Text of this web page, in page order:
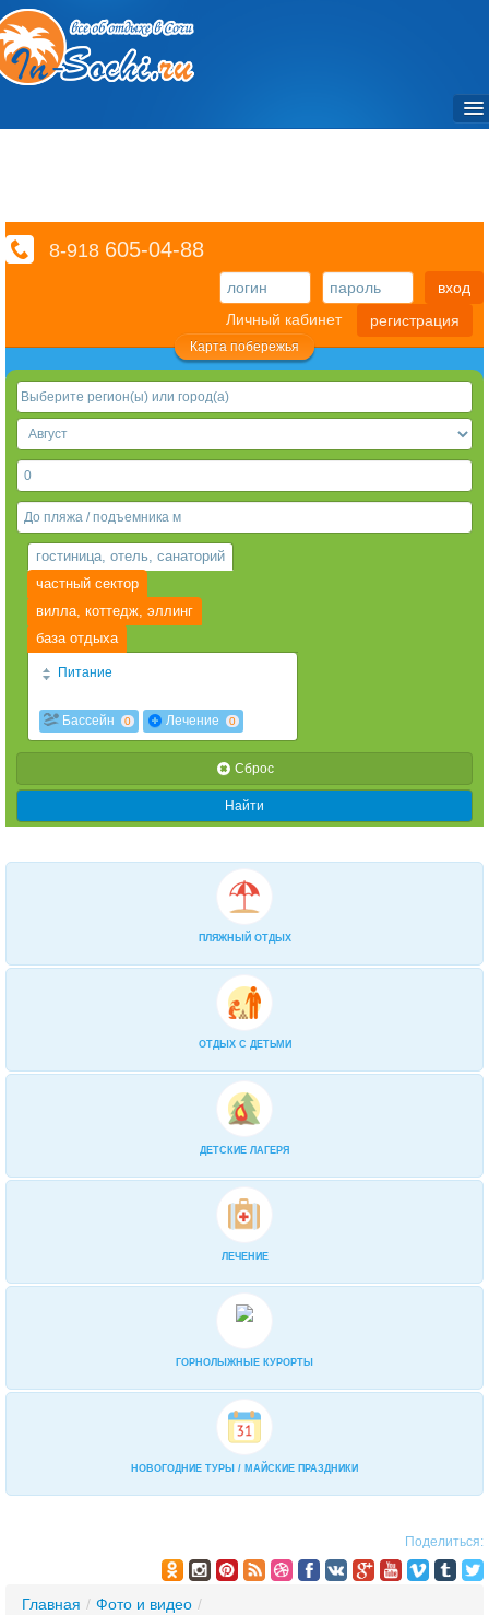
Достопримечательности / Места
Фото
Отзывы
Справочный раздел
Видео
3D туры
Веб-камеры
8-918 605-04-88
вход
Личный кабинет
регистрация
Карта побережья
гостиница, отель, санаторий
частный сектор
вилла, коттедж, эллинг
база отдыха
Питание
2х разовое 0 3х разовое 0
2-разовое завтрак+обед «шведский»
3-разовое «шведский» стол 0
Завтрак и ужин (по меню из 3-х блюд)
За дополнительную плату 0
есть кухня
2-разовое: «Шведский стол» завтрак
0
0
В кафе-столовой организуется
питание 2 или 3 раза в день по комп
Бассейн 0 Лечение 0
Cброс
Найти
ПЛЯЖНЫЙ ОТДЫХ
ОТДЫХ С ДЕТЬМИ
ДЕТСКИЕ ЛАГЕРЯ
ЛЕЧЕНИЕ
ГОРНОЛЫЖНЫЕ КУРОРТЫ
НОВОГОДНИЕ ТУРЫ / МАЙСКИЕ ПРАЗДНИКИ
Поделиться:
Главная / Фото и видео /